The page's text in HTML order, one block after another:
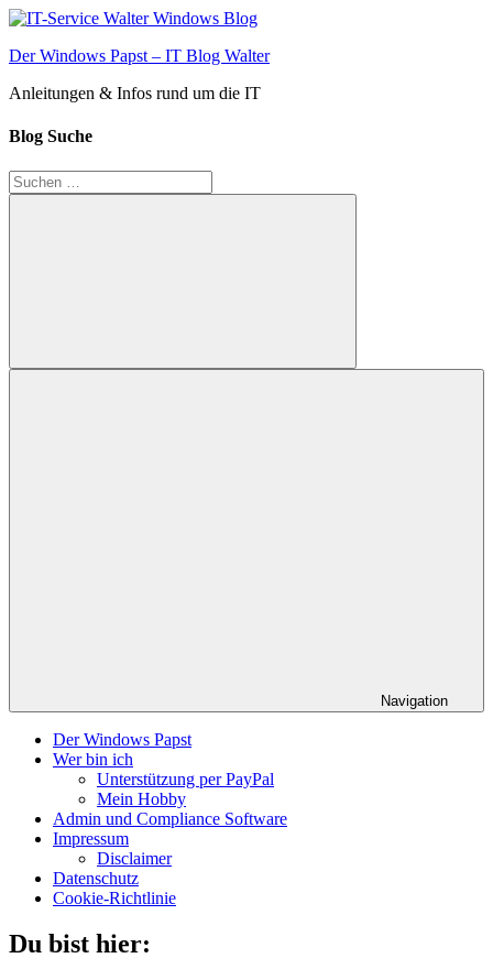
Zum
springen
Der Windows Papst – IT Blog Walter
Anleitungen & Infos rund um die IT
Blog Suche
Suchen
nach:
Suchen
Navigation
Der Windows Papst
Wer bin ich
Unterstützung per PayPal
Mein Hobby
Admin und Compliance Software
Impressum
Disclaimer
Datenschutz
Cookie-Richtlinie
Du bist hier: